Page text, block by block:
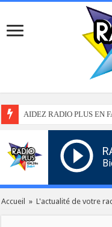
AIDEZ RADIO PLUS EN
Accueil » L'actualité de votre